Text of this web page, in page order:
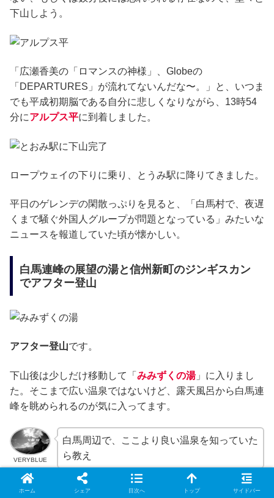
下山しよう。
「広瀬香美の「ロマンスの神様」、Globeの
「DEPARTURES」が流れてないんだな〜。」と、いつま
でも平成初期脳である自分に悲しくなりながら、13時54
分にアルプス平に到着しました。
ロープウェイの下りに乗り、とうみ駅に降りてきました。
平日のゲレンデの閑散っぷりを見ると、「白馬村で、夜遅
くまで騒ぐ外国人グループが問題となっている」みたいな
ニュースを報道していた頃が懐かしい。
白馬連峰の展望の湯と信州新町のジンギスカン
でアフター登山
アフター登山です。
下山後は少しだけ移動して「 みみずくの湯」に入りまし
た。そこまで広い温泉ではないけど、露天風呂から白馬連
峰を眺められるのが気に入ってます。
VERYBLUE
白馬周辺で、ここより良い温泉を知っていた
ら教え
ホーム シェア 目次へ トップ サイドバー